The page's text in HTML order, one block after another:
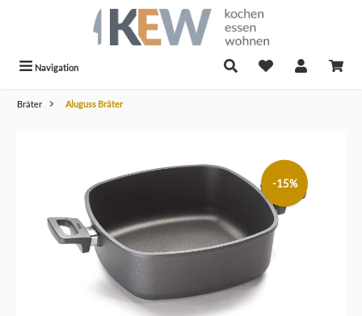
Navigation
Bräter Aluguss Bräter
-15%